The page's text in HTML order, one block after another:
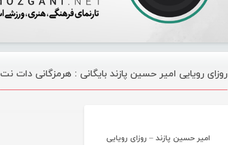
روزای رویایی امیر حسین پازند بایگانی : هرمزگانی دات نت
موسیقی
امیر حسین پازند – روزای رویایی